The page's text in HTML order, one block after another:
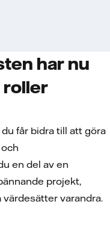
har nu
roller
får bidra till att göra
en del av en
projekt,
varandra.